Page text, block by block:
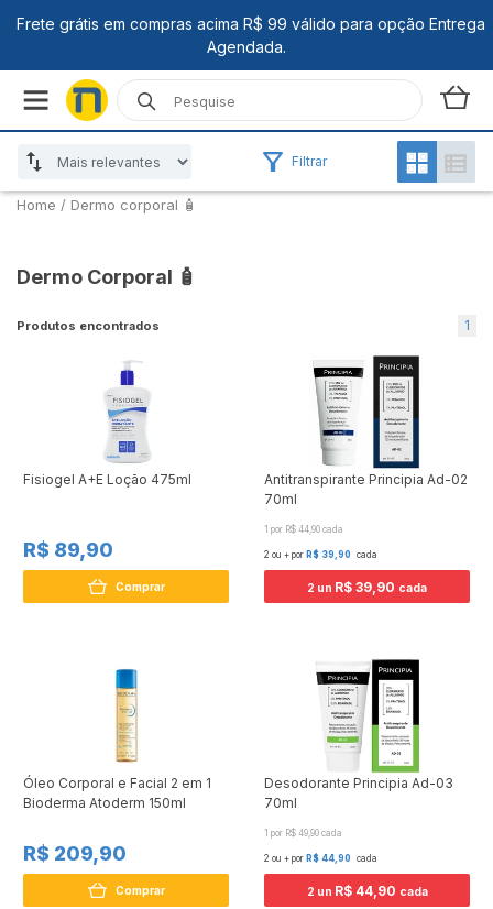
Filtrar
Home / Dermo corporal 🧴
Dermo Corporal 🧴
Produtos encontrados 1
Fisiogel A+E Loção 475ml
R$ 89,90
Comprar
Antitranspirante Principia Ad-02
70ml
1 por R$ 44,90 cada
2 ou + por R$ 39,90 cada
2 un R$ 39,90 cada
Óleo Corporal e Facial 2 em 1
Bioderma Atoderm 150ml
R$ 209,90
Comprar
Desodorante Principia Ad-03
70ml
1 por R$ 49,90 cada
2 ou + por R$ 44,90 cada
2 un R$ 44,90 cada